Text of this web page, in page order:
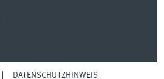
DATENSCHUTZHINWEIS